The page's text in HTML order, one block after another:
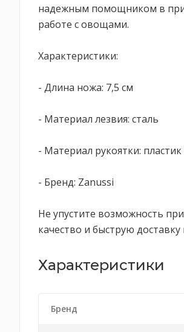
надежным помощником в
работе с овощами.
Характеристики:
- Длина ножа: 7,5 см
- Материал лезвия: сталь
- Материал рукоятки: пластик
- Бренд: Zanussi
Не упустите возможность
качество и быструю доставку
Характеристики
Бренд